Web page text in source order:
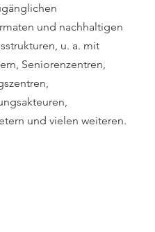
und nachhaltigen
u. a. mit
Seniorenzentren,
und vielen weiteren.